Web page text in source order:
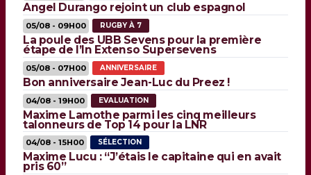
Angel Durango rejoint un club espagnol
05/08 - 09H00 RUGBY À 7
La poule des UBB Sevens pour la première
étape de l’In Extenso Supersevens
05/08 - 07H00 ANNIVERSAIRE
Bon anniversaire Jean-Luc du Preez !
04/08 - 19H00 EVALUATION
Maxime Lamothe parmi les cinq meilleurs
talonneurs de Top 14 pour la LNR
04/08 - 15H00 SÉLECTION
Maxime Lucu : “J’étais le capitaine qui en avait
pris 60”